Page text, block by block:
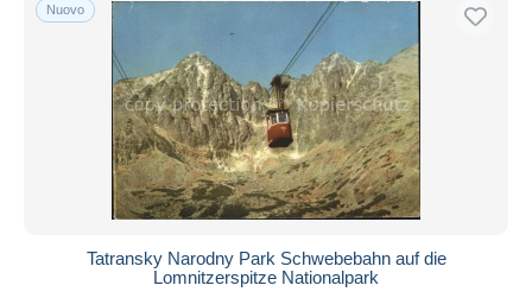
Nuovo
Tatransky Narodny Park Schwebebahn auf die
Lomnitzerspitze Nationalpark